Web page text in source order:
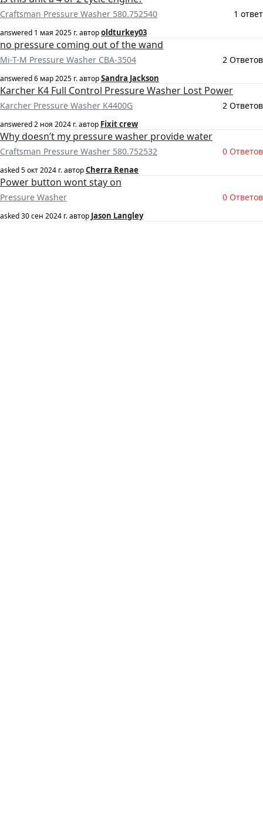
Craftsman Pressure Washer 580.752540 1 ответ
answered 1 мая 2025 г.авторoldturkey03
no pressure coming out of the wand
Mi-T-M Pressure Washer CBA-3504 2 Ответов
answered6 мар 2025 г.авторSandra Jackson
Karcher K4 Full Control Pressure Washer Lost Power
Karcher Pressure Washer K4400G 2 Ответов
answered2 ноя 2024 г.автор Fixit crew
Why doesn’t my pressure washer provide water
Craftsman Pressure Washer 580.752532 0 Ответов
asked5 окт 2024 г.авторCherra Renae
Power button wont stay on
Pressure Washer 0 Ответов
asked30 сен 2024 г.автор Jason Langley